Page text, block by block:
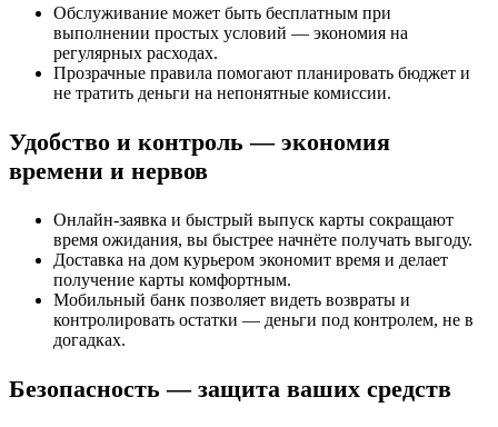
Обслуживание может быть бесплатным при
выполнении простых условий — экономия на
регулярных расходах.
Прозрачные правила помогают планировать бюджет и
не тратить деньги на непонятные комиссии.
Удобство и контроль — экономия
времени и нервов
Онлайн-заявка и быстрый выпуск карты сокращают
время ожидания, вы быстрее начнёте получать выгоду.
Доставка на дом курьером экономит время и делает
получение карты комфортным.
Мобильный банк позволяет видеть возвраты и
контролировать остатки — деньги под контролем, не в
догадках.
Безопасность — защита ваших средств